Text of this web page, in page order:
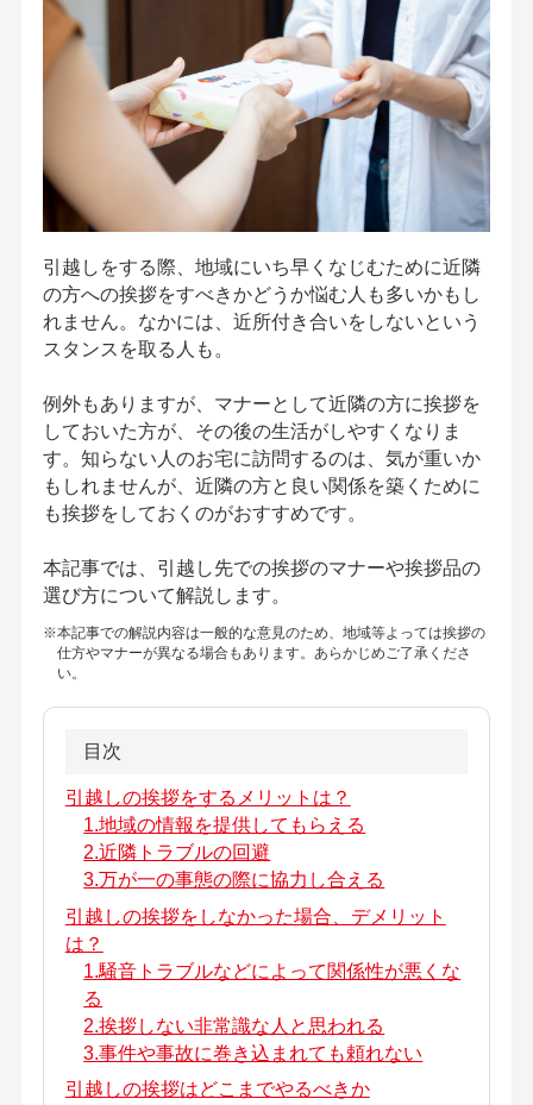
引越しをする際、地域にいち早くなじむために近隣
の方への挨拶をすべきかどうか悩む人も多いかもし
れません。なかには、近所付き合いをしないという
スタンスを取る人も。
例外もありますが、マナーとして近隣の方に挨拶を
しておいた方が、その後の生活がしやすくなりま
す。知らない人のお宅に訪問するのは、気が重いか
もしれませんが、近隣の方と良い関係を築くために
も挨拶をしておくのがおすすめです。
本記事では、引越し先での挨拶のマナーや挨拶品の
選び方について解説します。
※本記事での解説内容は一般的な意見のため、地域等よっては挨拶の
仕方やマナーが異なる場合もあります。あらかじめご了承くださ
い。
目次
引越しの挨拶をするメリットは？
1.地域の情報を提供してもらえる
2.近隣トラブルの回避
3.万が一の事態の際に協力し合える
引越しの挨拶をしなかった場合、デメリット
は？
1.騒音トラブルなどによって関係性が悪くな
る
2.挨拶しない非常識な人と思われる
3.事件や事故に巻き込まれても頼れない
引越しの挨拶はどこまでやるべきか